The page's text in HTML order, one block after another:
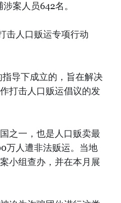
案人员642名。
击人口贩运专项行动
导下成立的，旨在解决
打击人口贩运倡议的发
之一，也是人口贩卖最
万人遭非法贩运。当地
小组查办，并在本月展